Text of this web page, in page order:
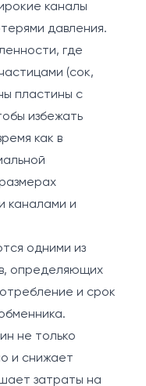
каналы
давления.
где
(сок,
пластины с
избежать
как в
каналами и
одними из
определяющих
и срок
не только
и снижает
затраты на